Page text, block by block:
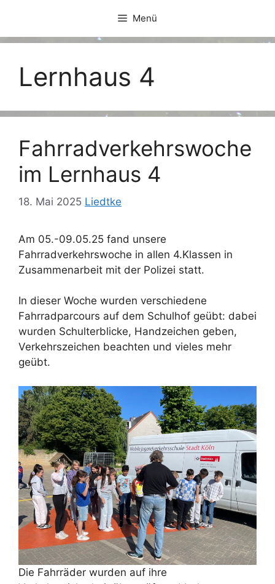
springen
Menü
Lernhaus 4
Fahrradverkehrswoche
im Lernhaus 4
18. Mai 2025 Liedtke
Am 05.-09.05.25 fand unsere
Fahrradverkehrswoche in allen 4.Klassen in
Zusammenarbeit mit der Polizei statt.
In dieser Woche wurden verschiedene
Fahrradparcours auf dem Schulhof geübt: dabei
wurden Schulterblicke, Handzeichen geben,
Verkehrszeichen beachten und vieles mehr
geübt.
Die Fahrräder wurden auf ihre